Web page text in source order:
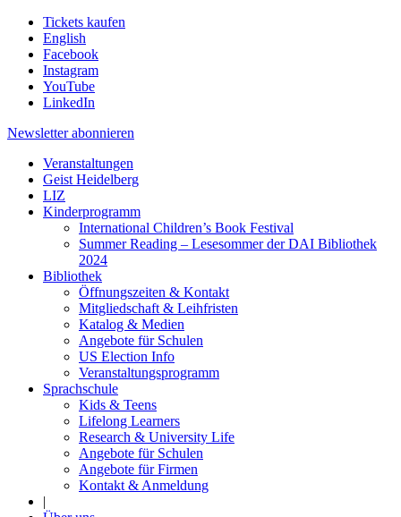
Tickets kaufen
English
Facebook
Instagram
YouTube
LinkedIn
Newsletter abonnieren
Veranstaltungen
Geist Heidelberg
LIZ
Kinderprogramm
International Children’s Book Festival
Summer Reading – Lesesommer der DAI Bibliothek
2024
Bibliothek
Öffnungszeiten & Kontakt
Mitgliedschaft & Leihfristen
Katalog & Medien
Angebote für Schulen
US Election Info
Veranstaltungsprogramm
Sprachschule
Kids & Teens
Lifelong Learners
Research & University Life
Angebote für Schulen
Angebote für Firmen
Kontakt & Anmeldung
|